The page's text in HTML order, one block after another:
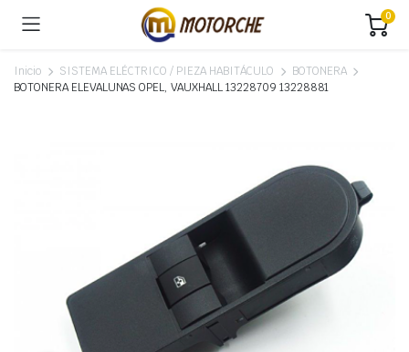
0
Inicio SISTEMA ELÉCTRICO / PIEZA HABITÁCULO
BOTONERA
BOTONERA ELEVALUNAS OPEL, VAUXHALL 13228709 13228881